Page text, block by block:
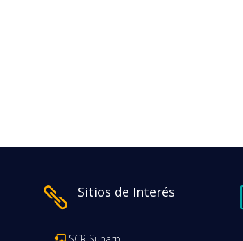
 Sitios de Interés
SCR Sunarp